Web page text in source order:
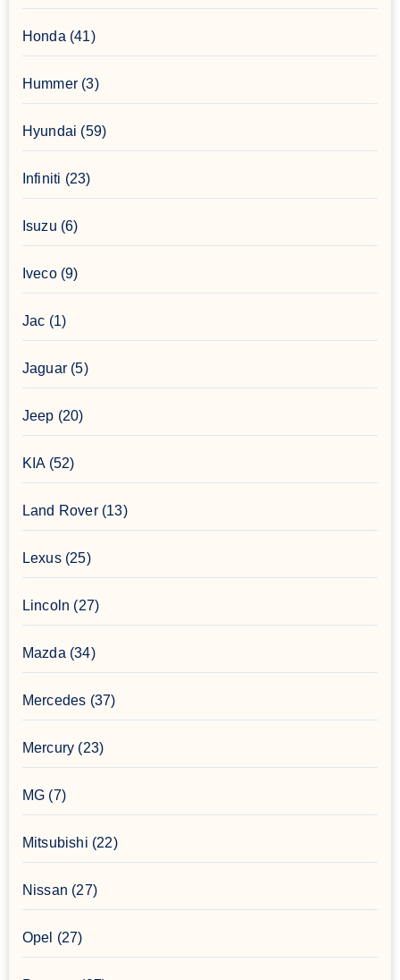
Honda (41)
Hummer(3)
Hyundai (59)
Infiniti (23)
Isuzu (6)
Iveco(9)
Jac (1)
Jaguar(5)
Jeep (20)
KIA(52)
Land Rover(13)
Lexus(25)
Lincoln (27)
Mazda (34)
Mercedes (37)
Mercury (23)
MG (7)
Mitsubishi (22)
Nissan (27)
Opel (27)